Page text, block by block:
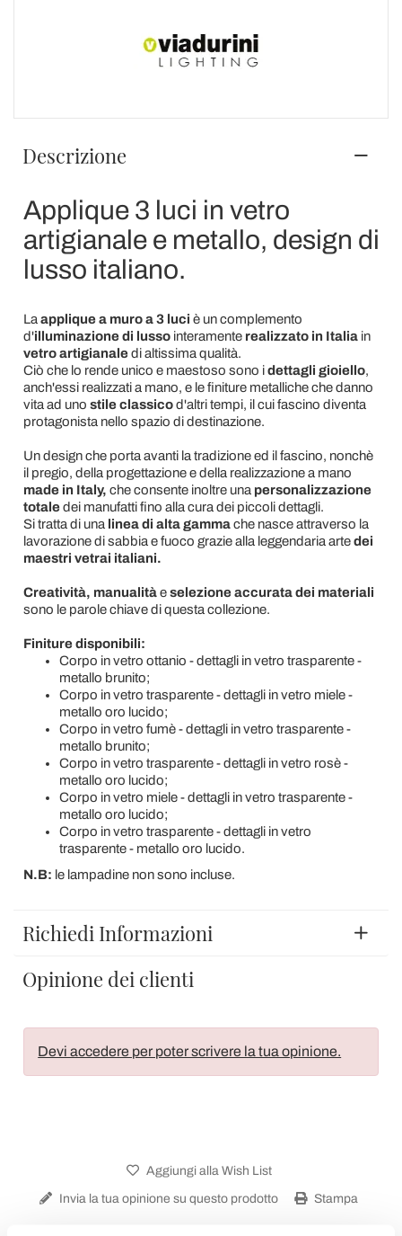
Descrizione
Applique 3 luci in vetro
artigianale e metallo, design di
lusso italiano.
La applique a muro a 3 luci è un complemento
d'illuminazione di lussointeramenterealizzato in Italiain
vetro artigianaledi altissima qualità.
Ciò che lo rende unico e maestoso sono idettagli gioiello,
anch'essi realizzati a mano, e le finiture metalliche che danno
vita ad uno stile classicod'altri tempi, il cui fascino diventa
protagonista nello spazio di destinazione.
Un design che porta avanti la tradizione ed il fascino, nonchè
il pregio, della progettazione e della realizzazione a mano
made in Italy, che consente inoltre una personalizzazione
totaledei manufatti fino alla cura dei piccoli dettagli.
Si tratta di una linea di alta gammache nasce attraverso la
lavorazione di sabbia e fuoco grazie alla leggendaria artedei
maestri vetrai italiani.
Creatività, manualitàeselezione accurata dei materiali
sono le parole chiave di questa collezione.
Finiture disponibili:
Corpo in vetro ottanio - dettagli in vetro trasparente -
metallo brunito;
Corpo in vetro trasparente - dettagli in vetro miele -
metallo oro lucido;
Corpo in vetro fumè - dettagli in vetro trasparente -
metallo brunito;
Corpo in vetro trasparente - dettagli in vetro rosè -
metallo oro lucido;
Corpo in vetro miele - dettagli in vetro trasparente -
metallo oro lucido;
Corpo in vetro trasparente - dettagli in vetro
trasparente - metallo oro lucido.
N.B: le lampadine non sono incluse.
Richiedi Informazioni
Opinione dei clienti
Devi accedere per poter scrivere la tua opinione.
Aggiungi alla Wish List
Invia la tua opinione su questo prodotto Stampa